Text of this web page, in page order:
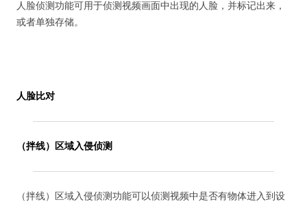
人脸侦测功能可用于侦测视频画面中出现的人脸，并标记出来，
或者单独存储。
人脸比对
（拌线）区域入侵侦测
（拌线）区域入侵侦测功能可以侦测视频中是否有物体进入到设